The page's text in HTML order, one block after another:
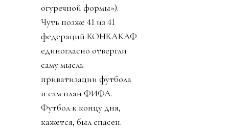
огуречной формы»).
Чуть позже 41 из 41
федераций КОНКАКАФ
единогласно отвергли
саму мысль
приватизации футбола
и сам план ФИФА.
Футбол к концу дня,
кажется, был спасен.